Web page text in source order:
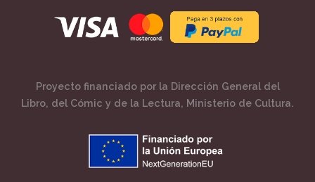
Proyecto financiado por la Dirección General del
Libro, del Cómic y de la Lectura, Ministerio de Cultura.